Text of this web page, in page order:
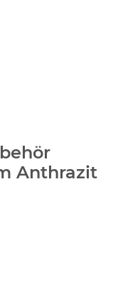
Anthrazit